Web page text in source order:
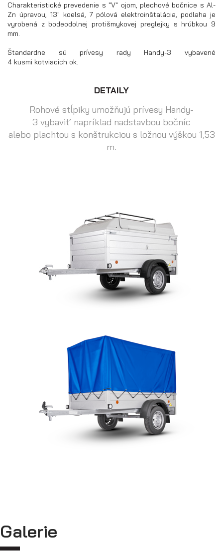
bočnice)
Prepravníky motocyklov
Výklopné prívesy
Charakteristické prevedenie s "V" ojom, plechové bočnice s Al-
Zn úpravou, 13" koelsá, 7 pólová elektroinštalácia, podlaha je
vyrobená z bodeodolnej protišmykovej preglejky s hrúbkou 9
mm.
Štandardne sú prívesy rady Handy-3 vybavené
4 kusmi kotviacich ok.
DETAILY
Rohové stĺpiky umožňujú prívesy Handy-
3 vybaviť napríklad nadstavbou bočníc
alebo plachtou s konštrukciou s ložnou výškou 1,53
m.
Galerie